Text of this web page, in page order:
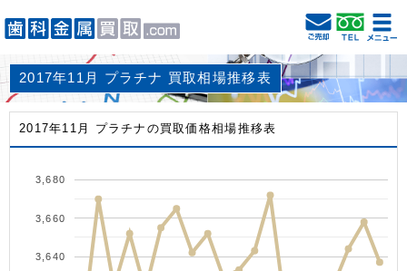
2017年11月 プラチナ 買取相場推移表
2017年11月 プラチナの買取価格相場推移表
3,640
3,660
3,680